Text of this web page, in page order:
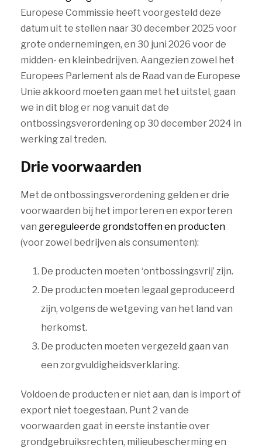
Europese Commissie heeft voorgesteld deze
datum uit te stellen naar 30 december 2025 voor
grote ondernemingen, en 30 juni 2026 voor de
midden- en kleinbedrijven. Aangezien zowel het
Europees Parlement als de Raad van de Europese
Unie akkoord moeten gaan met het uitstel, gaan
we in dit blog er nog vanuit dat de
ontbossingsverordening op 30 december 2024 in
werking zal treden.
Drie voorwaarden
Met de ontbossingsverordening gelden er drie
voorwaarden bij het importeren en exporteren
van gereguleerde grondstoffen en producten
(voor zowel bedrijven als consumenten):
De producten moeten ‘ontbossingsvrij’ zijn.
De producten moeten legaal geproduceerd
zijn, volgens de wetgeving van het land van
herkomst.
De producten moeten vergezeld gaan van
een zorgvuldigheidsverklaring.
Voldoen de producten er niet aan, dan is import of
export niet toegestaan. Punt 2 van de
voorwaarden gaat in eerste instantie over
grondgebruiksrechten, milieubescherming en